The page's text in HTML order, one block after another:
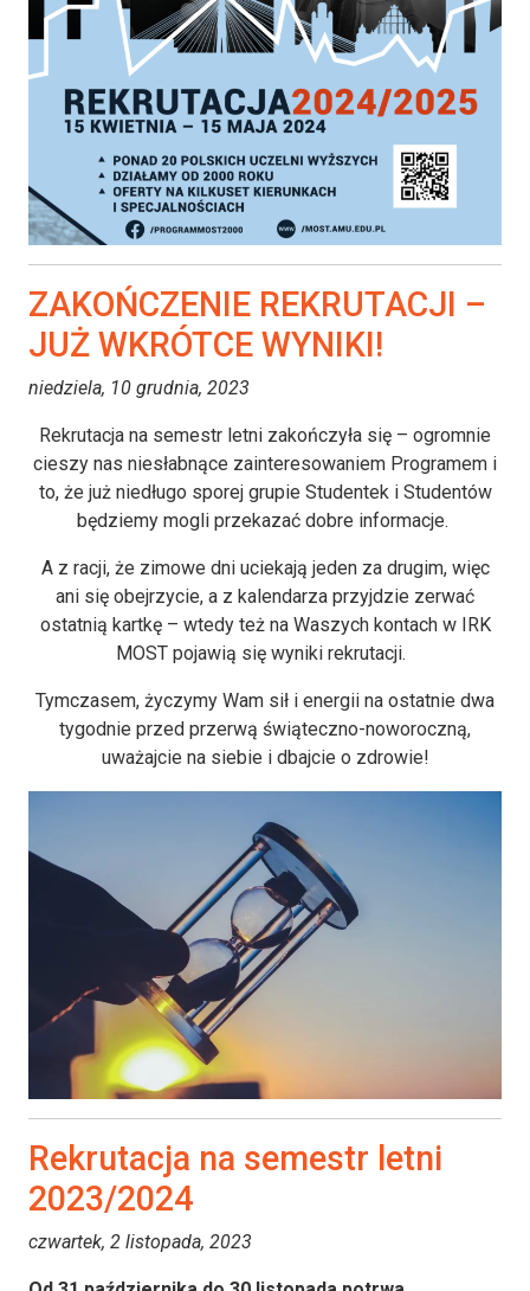
ZAKOŃCZENIE REKRUTACJI –
JUŻ WKRÓTCE WYNIKI!
niedziela, 10 grudnia, 2023
Rekrutacja na semestr letni zakończyła się – ogromnie
cieszy nas niesłabnące zainteresowaniem Programem i
to, że już niedługo sporej grupie Studentek i Studentów
będziemy mogli przekazać dobre informacje.
A z racji, że zimowe dni uciekają jeden za drugim, więc
ani się obejrzycie, a z kalendarza przyjdzie zerwać
ostatnią kartkę – wtedy też na Waszych kontach w IRK
MOST pojawią się wyniki rekrutacji.
Tymczasem, życzymy Wam sił i energii na ostatnie dwa
tygodnie przed przerwą świąteczno-noworoczną,
uważajcie na siebie i dbajcie o zdrowie!
Rekrutacja na semestr letni
2023/2024
czwartek, 2 listopada, 2023